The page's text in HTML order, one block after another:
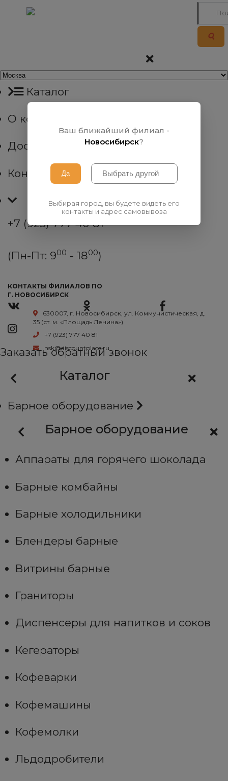
Каталог
О компании
Доставка
Контакты
+7 (923) 777 40 81
(Пн-Пт: 900 - 1800)
КОНТАКТЫ ФИЛИАЛОВ ПО
Г. НОВОСИБИРСК
630007, г. Новосибирск, ул. Коммунистическая, д.
35 (ст. м. «Площадь Ленина»)
+7 (923) 777 40 81
nsk@discountplace.ru
Заказать обратный звонок
Каталог
Барное оборудование
Барное оборудование
Аппараты для горячего шоколада
Барные комбайны
Барные холодильники
Блендеры барные
Витрины барные
Граниторы
Диспенсеры для напитков и соков
Кегераторы
Кофеварки
Кофемашины
Кофемолки
Льдодробители
Ваш ближайший филиал -
Новосибирск?
Выбирая город, вы будете видеть его
контакты и адрес самовывоза